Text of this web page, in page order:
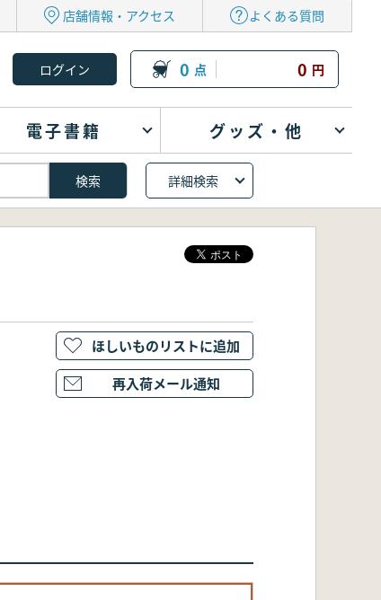
店舗情報・アクセス よくある質問
0 点 0 円
電子書籍 グッズ・他
詳細検索
ほしいものリストに追加
再入荷メール通知